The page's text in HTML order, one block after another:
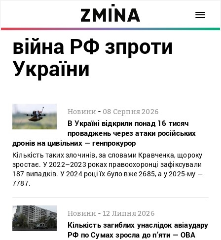
війна РФ зпроти
України
Новини - 08 Серпня 2026
В Україні відкрили понад 16 тисяч
проваджень через атаки російських
дронів на цивільних — генпрокурор
Кількість таких злочинів, за словами Кравченка, щороку
зростає. У 2022–2023 роках правоохоронці зафіксували
187 випадків. У 2024 році їх було вже 2685, а у 2025-му —
7787.
Новини -12 Липня 2026
Кількість загиблих унаслідок авіаудару
РФ по Сумах зросла до п’яти — ОВА